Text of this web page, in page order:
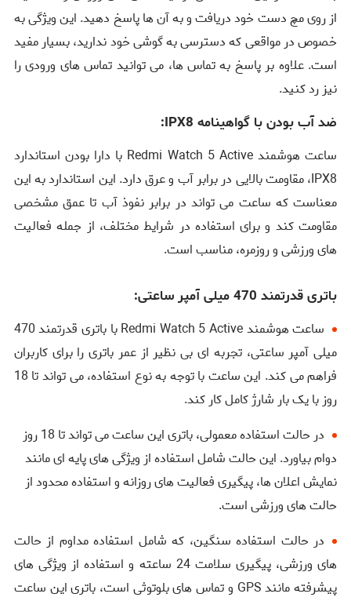
از روی مچ دست خود دریافت و به آن ‌ها پاسخ دهید. این ویژگی به
خصوص در مواقعی که دسترسی به گوشی خود ندارید، بسیار مفید
است. علاوه بر پاسخ به تماس ‌ها، می ‌توانید تماس ‌های ورودی را
نیز رد کنید.
ضد آب بودن با گواهینامه IPX8:
ساعت هوشمند Redmi Watch 5 Active با دارا بودن استاندارد
IPX8، مقاومت بالایی در برابر آب و عرق دارد. این استاندارد به این
معناست که ساعت می ‌تواند در برابر نفوذ آب تا عمق مشخصی
مقاومت کند و برای استفاده در شرایط مختلف، از جمله فعالیت‌
های ورزشی و روزمره، مناسب است.
باتری قدرتمند 470 میلی ‌آمپر ساعتی:
ساعت هوشمند Redmi Watch 5 Active با باتری قدرتمند 470
میلی ‌آمپر ساعتی، تجربه ‌ای بی ‌نظیر از عمر باتری را برای کاربران
فراهم می ‌کند. این ساعت با توجه به نوع استفاده، می ‌تواند تا 18
روز با یک بار شارژ کامل کار کند.
در حالت استفاده معمولی، باتری این ساعت می ‌تواند تا 18 روز
دوام بیاورد. این حالت شامل استفاده از ویژگی ‌های پایه ‌ای مانند
نمایش اعلان ‌ها، پیگیری فعالیت ‌های روزانه و استفاده محدود از
حالت‌ های ورزشی است.
در حالت استفاده سنگین، که شامل استفاده مداوم از حالت
‌های ورزشی، پیگیری سلامت 24 ساعته و استفاده از ویژگی ‌های
پیشرفته مانند GPS و تماس‌ های بلوتوثی است، باتری این ساعت